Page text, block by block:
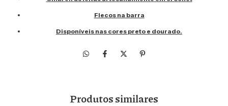
Flecos na barra
Disponíveis nas cores preto e dourado.
Produtos similares